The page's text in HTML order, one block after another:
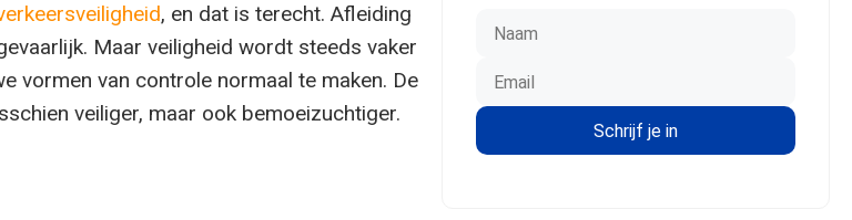
, en dat is terecht. Afleiding
Maar veiligheid wordt steeds vaker
vormen van controle normaal te maken. De
veiliger, maar ook bemoeizuchtiger.